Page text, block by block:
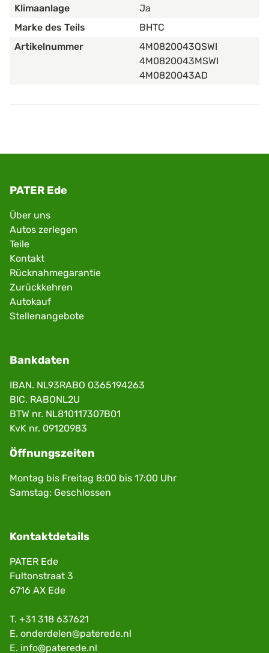
Klimaanlage
Ja
Marke des Teils
BHTC
Artikelnummer
4M0820043QSWI
4M0820043MSWI
4M0820043AD
PATER Ede
Über uns
Autos zerlegen
Teile
Kontakt
Rücknahmegarantie
Zurückkehren
Autokauf
Stellenangebote
Bankdaten
IBAN. NL93RABO 0365194263
BIC. RABONL2U
BTW nr. NL810117307B01
KvK nr. 09120983
Öffnungszeiten
Montag bis Freitag 8:00 bis 17:00 Uhr
Samstag: Geschlossen
Kontaktdetails
PATER Ede
Fultonstraat 3
6716 AX Ede
T. +31 318 637621
E. onderdelen@paterede.nl
E. info@paterede.nl